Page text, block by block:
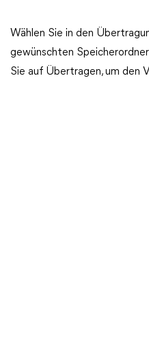
Wählen Sie in den
gewünschten
Sie auf Übertragen, um den